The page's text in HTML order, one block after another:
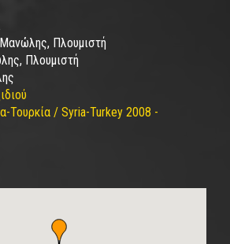
Μανώλης, Πλουμιστή
Πλουμιστή
Τουρκία / Syria-Turkey 2008 -